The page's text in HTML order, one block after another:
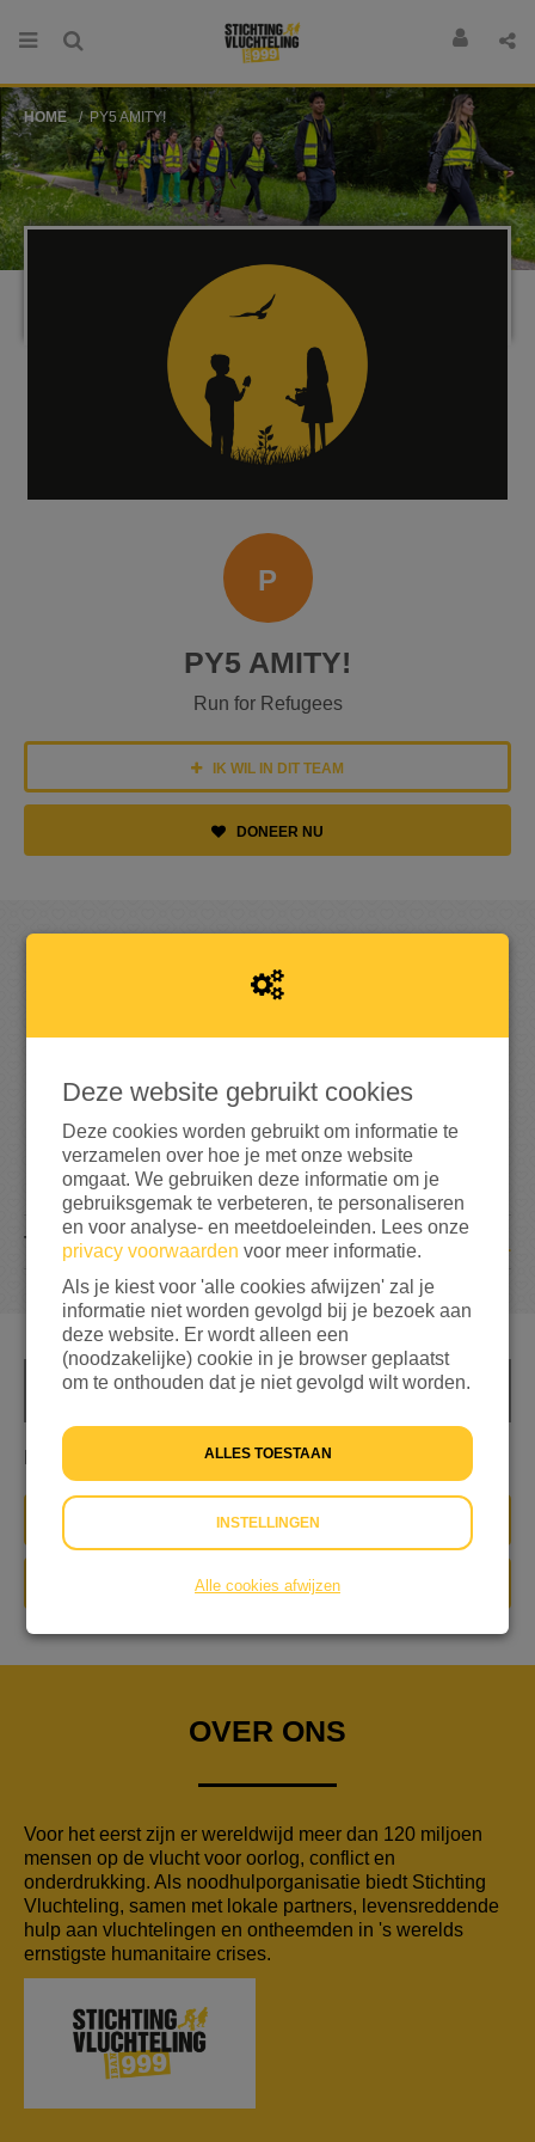
HOME PY5 AMITY!
P
PY5 AMITY!
Run for Refugees
IK WIL IN DIT TEAM
DONEER NU
OPGEHAALD
0
0% bereikt van het totaalbedrag € 500
1
TEAMLEDEN
INFO
IK WIL IN DIT TEAM
DONEER NU
OVER ONS
Voor het eerst zijn er wereldwijd meer dan 120 miljoen
mensen op de vlucht voor oorlog, conflict en
onderdrukking. Als noodhulporganisatie biedt Stichting
Vluchteling, samen met lokale partners, levensreddende
hulp aan vluchtelingen en ontheemden in 's werelds
ernstigste humanitaire crises.
Deze website gebruikt cookies
Deze cookies worden gebruikt om informatie te
verzamelen over hoe je met onze website
omgaat. We gebruiken deze informatie om je
gebruiksgemak te verbeteren, te personaliseren
en voor analyse- en meetdoeleinden. Lees onze
privacy voorwaarden voor meer informatie.
Als je kiest voor 'alle cookies afwijzen' zal je
informatie niet worden gevolgd bij je bezoek aan
deze website. Er wordt alleen een
(noodzakelijke) cookie in je browser geplaatst
om te onthouden dat je niet gevolgd wilt worden.
ALLES TOESTAAN
INSTELLINGEN
Alle cookies afwijzen